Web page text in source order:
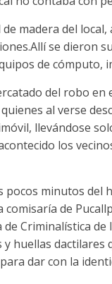
madera del
se dieron
de cómputo,
del robo en
al verse
llevándose
los
pocos minutos del
de
Criminalística de
huellas dactilares
dar con la